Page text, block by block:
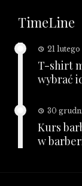
TimeLine
21
T-shirt
wybrać
30
Kurs
w